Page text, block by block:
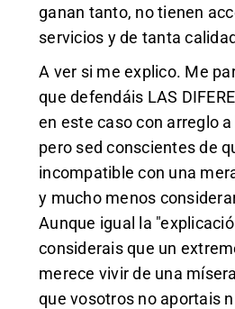
ganan tanto, no tienen
servicios y de tanta
A ver si me explico. Me
que defendáis LAS
en este caso con arreglo
pero sed conscientes de
incompatible con una
y mucho menos
Aunque igual la
considerais que un
merece vivir de una
que vosotros no aportais